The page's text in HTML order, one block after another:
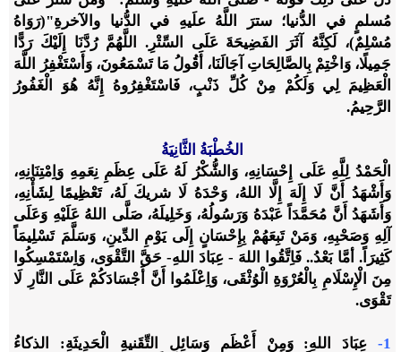
مُسلمٍ في الدُّنيا؛ سترَ اللَّهُ علَيهِ في الدُّنيا والآخرةِ"(رَوَاهُ
مُسْلِمٌ)، لَكِنَّهُ آثَرَ الفَضِيحَةَ عَلَى السِّتْرِ. اللَّهُمَّ رُدَّنَا إِلَيْكَ رَدًّا
جَمِيلًا، وَاخْتِمْ بِالصَّالِحَاتِ آجَالَنَا، أَقُولُ مَا تَسْمَعُونَ، وَأَسْتَغْفِرُ اللَّهَ
الْعَظِيمَ لِي وَلَكُمْ مِنْ كُلِّ ذَنْبٍ، فَاسْتَغْفِرُوهُ إِنَّهُ هُوَ الْغَفُورُ
الرَّحِيمُ.
الخُطْبَةُ الثَّانِيَةُ
الْحَمْدُ لِلَّهِ عَلَى إِحْسَانِهِ، وَالشُّكْرُ لَهُ عَلَى عِظَمِ نِعَمِهِ وَاِمْتِنَانِهِ،
وَأَشْهَدُ أَنَّ لَا إِلَهَ إِلَّا اللهُ، وَحْدَهُ لَا شريكَ لَهُ، تَعْظِيمًا لِشَأْنِهِ،
وَأَشَهَدُ أَنَّ مُحَمَّدَاً عَبْدَهُ وَرَسُولُهُ، وَخَلِيلَهُ، صَلَّى اللهُ عَلَيْهِ وَعَلَى
آلِهِ وَصَحْبِهِ، وَمَنْ تَبِعَهُمْ بِإِحْسَانٍ إِلَى يَوْمِ الدِّينِ، وَسَلَّمَ تَسْلِيمَاً
كَثِيرَاً. أمَّا بَعْدُ.. فَاِتَّقُوا اللهَ - عِبَادَ اللهِ- حَقَّ التَّقْوَى، وَاِسْتَمْسِكُوا
مِنَ الْإِسْلَامِ بِالْعُرْوَةِ الْوُثْقَى، وَاِعْلَمُوا أَنَّ أَجْسَادَكُمْ عَلَى النَّارِ لَا
تَقْوَى.
1-
عِبَادَ اللهِ: وَمِنْ أَعْظَمِ وَسَائِلِ التِّقَنيةِ الْحَدِيثَةِ: الذكاءُ